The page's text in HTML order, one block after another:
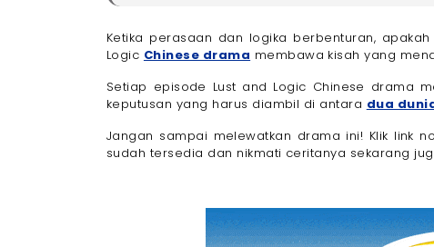
Lust and Logic Drama Cast
- 1. Natalie Gibbs
Link Nonton Lust and Logic Chinese Drama
Tanpa Buffering!
Akhir Kata
Ketika perasaan dan logika berbenturan,
Logic Chinese drama membawa kisah yang
Setiap episode Lust and Logic Chinese drama
keputusan yang harus diambil di antara dua
Jangan sampai melewatkan drama ini! Klik link
sudah tersedia dan nikmati ceritanya sekarang